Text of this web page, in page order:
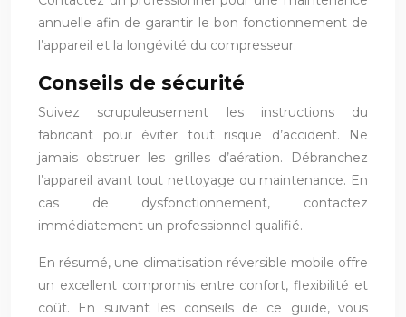
annuelle afin de garantir le bon fonctionnement de
l’appareil et la longévité du compresseur.
Conseils de sécurité
Suivez scrupuleusement les instructions du
fabricant pour éviter tout risque d’accident. Ne
jamais obstruer les grilles d’aération. Débranchez
l’appareil avant tout nettoyage ou maintenance. En
cas de dysfonctionnement, contactez
immédiatement un professionnel qualifié.
En résumé, une climatisation réversible mobile offre
un excellent compromis entre confort, flexibilité et
coût. En suivant les conseils de ce guide, vous